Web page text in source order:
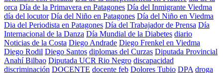
orca Día de la Primavera en Patagones Día del Inmigrante Viedma
día del locutor Día del Niño en Patagones Día del Niño en Viedma
Dia del Periodista en Patagones Día del Trabajador de Prensa Día
Internacional de la Danza Día Mundial de la Diabetes diario
Noticias de la Costa Diego Andrade Diego Frenkel en Viedma
Diego Rodil Diego Santos diplomas del Curzas Diputada Provincial
Anahí Bilbao Diputada UCR Rio Negro discapacidad
discriminación DOCENTE docente feb Dolores Tubio DPA droga